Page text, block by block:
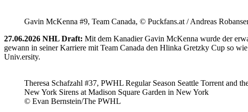
Gavin McKenna #9, Team Canada, © Puckfans.at / Andreas
27.06.2026 NHL Draft: Mit dem Kanadier Gavin McKenna wurde der
gewann in seiner Karriere mit Team Canada den Hlinka Gretzky Cup so
Univ.ersity.
Theresa Schafzahl #37, PWHL Regular Season Seattle Torrent and
New York Sirens at Madison Square Garden in New York
© Evan Bernstein/The PWHL